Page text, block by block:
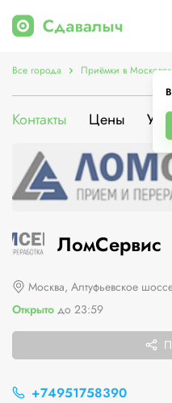
Все города Приёмки в
Контакты Цены
ЛомСервис
Москва, Алтуфьевское
Открыто до 23:59
+74951758390